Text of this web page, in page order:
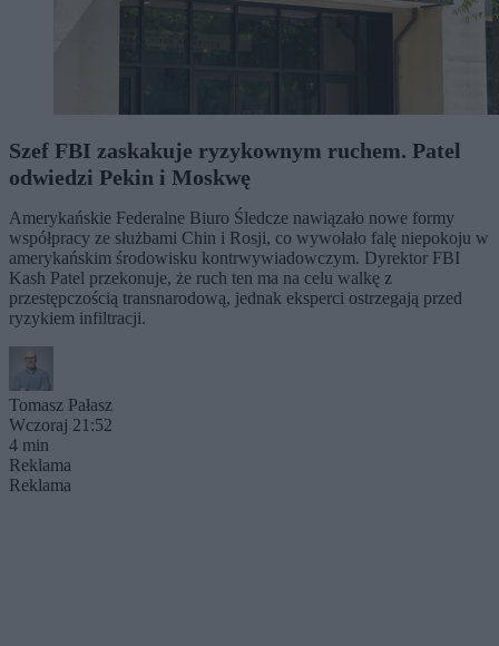
Szef FBI zaskakuje ryzykownym ruchem. Patel
odwiedzi Pekin i Moskwę
Amerykańskie Federalne Biuro Śledcze nawiązało nowe formy
współpracy ze służbami Chin i Rosji, co wywołało falę niepokoju w
amerykańskim środowisku kontrwywiadowczym. Dyrektor FBI
Kash Patel przekonuje, że ruch ten ma na celu walkę z
przestępczością transnarodową, jednak eksperci ostrzegają przed
ryzykiem infiltracji.
Tomasz Pałasz
Wczoraj 21:52
4 min
Reklama
Reklama